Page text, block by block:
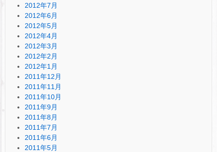
2012年7月
2012年6月
2012年5月
2012年4月
2012年3月
2012年2月
2012年1月
2011年12月
2011年11月
2011年10月
2011年9月
2011年8月
2011年7月
2011年6月
2011年5月